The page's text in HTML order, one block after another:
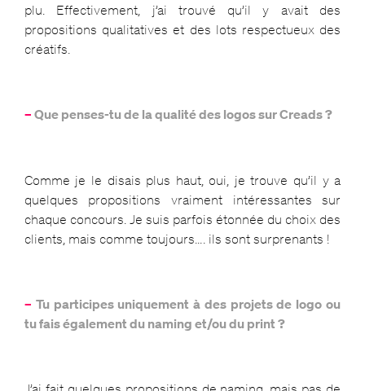
plu. Effectivement, j’ai trouvé qu’il y avait des
propositions qualitatives et des lots respectueux des
créatifs.
– Que penses-tu de la qualité des logos sur Creads ?
Comme je le disais plus haut, oui, je trouve qu’il y a
quelques propositions vraiment intéressantes sur
chaque concours. Je suis parfois étonnée du choix des
clients, mais comme toujours…. ils sont surprenants !
– Tu participes uniquement à des projets de logo ou
tu fais également du naming et/ou du print ?